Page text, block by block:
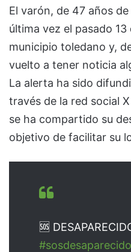
El varón, de 47 años
última vez el pasado
municipio toledano y,
vuelto a tener noticia
La alerta ha sido
través de la red social
se ha compartido su
objetivo de facilitar su
🆘